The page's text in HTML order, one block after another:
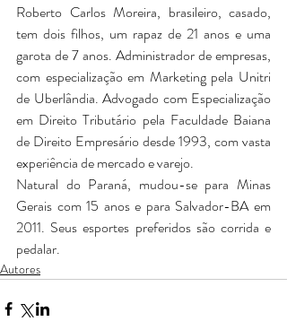
Roberto Carlos Moreira, brasileiro, casado,
tem dois filhos, um rapaz de 21 anos e uma
garota de 7 anos. Administrador de empresas,
com especialização em Marketing pela Unitri
de Uberlândia. Advogado com Especialização
em Direito Tributário pela Faculdade Baiana
de Direito Empresário desde 1993, com vasta
experiência de mercado e varejo.
Natural do Paraná, mudou-se para Minas
Gerais com 15 anos e para Salvador-BA em
2011. Seus esportes preferidos são corrida e
pedalar.
Autores